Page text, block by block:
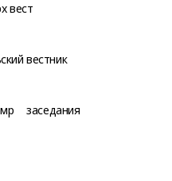
вест
вестник
заседания